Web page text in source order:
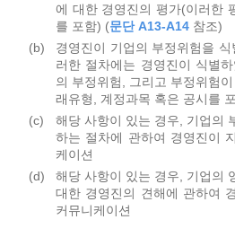
에 대한 경영진의 평가(이러한
를 포함) (문단 A13-A14 참조)
(b)
경영진이 기업의 부정위험을
러한 절차에는 경영진이 식별
의 부정위험, 그리고 부정위험
래유형, 계정과목 혹은 공시를
(c)
해당 사항이 있는 경우, 기업의
하는 절차에 관하여 경영진이
케이션
(d)
해당 사항이 있는 경우, 기업의
대한 경영진의 견해에 관하여
커뮤니케이션